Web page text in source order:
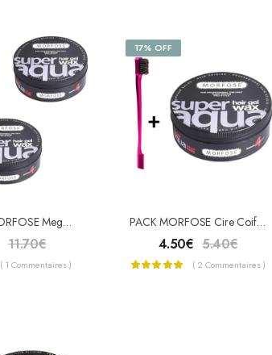
Pack De 3 MORFOSE Mega Aqua Hair Wax – Cire Coiffante Mega “4”
11.70€
( 1 Commentaires )
17% OFF
PACK MORFOSE Cire Coiffante Mega “4” + BROSSE Baby Hairs
4.50€ 5.40€
( 2 Commentaires )